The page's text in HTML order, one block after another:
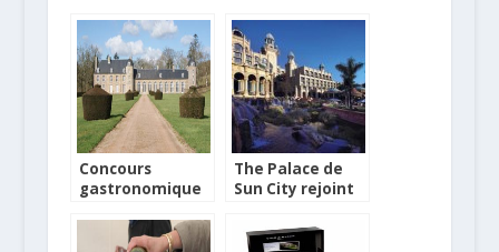
Concours
gastronomique
“Les desserts de
The Palace de
Sun City rejoint
Rôtisseurs